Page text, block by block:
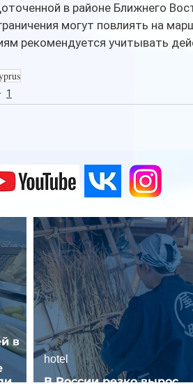
в районе Ближнего
могут повлиять на
рекомендуется учитывать
1
в
В России резко вырос
hotel